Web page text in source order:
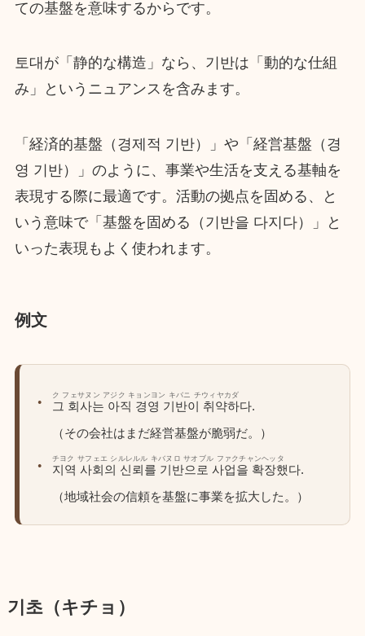
ての基盤を意味するからです。
토대が「静的な構造」なら、기반は「動的な仕組
み」というニュアンスを含みます。
「経済的基盤（경제적 기반）」や「経営基盤（경
영 기반）」のように、事業や生活を支える基軸を
表現する際に最適です。活動の拠点を固める、と
いう意味で「基盤を固める（기반을 다지다）」と
いった表現もよく使われます。
例文
그 회사는 아직 경영 기반이 취약하다.
ク フェサヌン アジク キョンヨン キバニ チウィヤカダ
（その会社はまだ経営基盤が脆弱だ。）
지역 사회의 신뢰를 기반으로 사업을 확장했다.
チヨク サフェエ シルレルル キバヌロ サオブル ファクチャンヘッタ
（地域社会の信頼を基盤に事業を拡大した。）
기초（キチョ）